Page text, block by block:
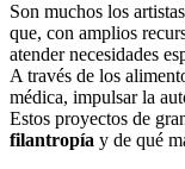
Son muchos los
que, con amplios
atender necesidades
A través de los
médica, impulsar la
Estos proyectos de
filantropía y de qué